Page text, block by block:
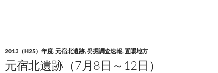
2013（H25）年度,元宿北遺跡,発掘調査速報,置賜地方
元宿北遺跡（7月8日～12日）